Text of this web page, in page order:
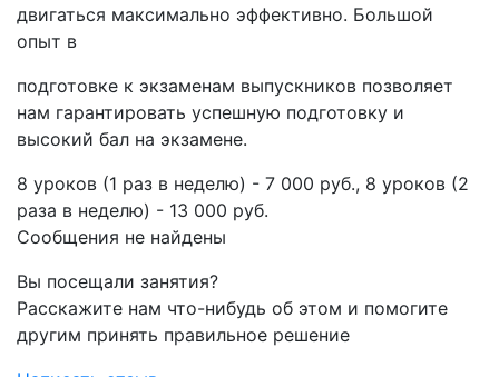
двигаться максимально эффективно. Большой
опыт в
подготовке к экзаменам выпускников позволяет
нам гарантировать успешную подготовку и
высокий бал на экзамене.
​8 уроков (1 раз в неделю) - 7 000 руб., 8 уроков (2
раза в неделю) - 13 000 руб.​​​​
Сообщения не найдены
Вы посещали занятия?
Расскажите нам что-нибудь об этом и помогите
другим принять правильное решение